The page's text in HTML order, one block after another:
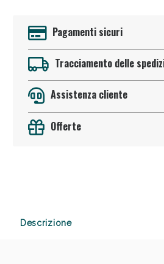
Pagamenti sicuri
Tracciamento delle
Assistenza cliente
Offerte
Descrizione
Anticellulite e Fanghi: Sconto
oggi!